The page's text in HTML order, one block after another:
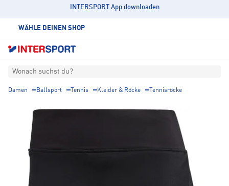
INTERSPORT App downloaden
WÄHLE DEINEN SHOP
Wonach suchst du?
Damen Ballsport Tennis Kleider & Röcke Tennisröcke